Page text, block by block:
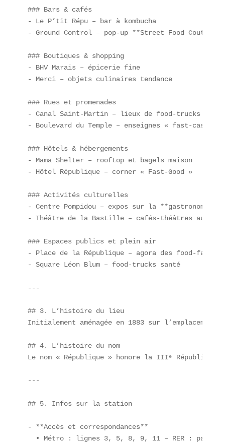
### Bars & cafés
- Le P’tit Répu – bar à kombucha
- Ground Control – pop-up **Street Food Couture**
### Boutiques & shopping
- BHV Marais – épicerie fine
- Merci – objets culinaires tendance
### Rues et promenades
- Canal Saint-Martin – lieux de food-trucks
- Boulevard du Temple – enseignes « fast-casual »
### Hôtels & hébergements
- Mama Shelter – rooftop et bagels maison
- Hôtel République – corner « Fast-Good »
### Activités culturelles
- Centre Pompidou – expos sur la **gastronomie
- Théâtre de la Bastille – cafés-théâtres autour
### Espaces publics et plein air
- Place de la République – agora des food-fans
- Square Léon Blum – food-trucks santé
---
## 3. L’histoire du lieu
Initialement aménagée en 1883 sur
## 4. L’histoire du nom
Le nom « République » honore la IIIᵉ
---
## 5. Infos sur la station
- **Accès et correspondances**
• Métro : lignes 3, 5, 8, 9, 11 – RER : pas